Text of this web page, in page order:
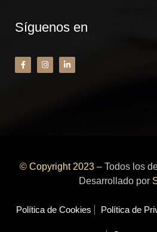
Síguenos en
© Copyright 2023 – Todos los
Desarrollado por
Política de Cookies Política de